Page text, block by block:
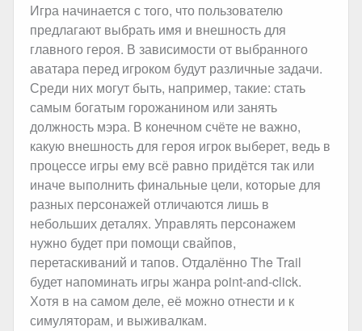
Игра начинается с того, что пользователю
предлагают выбрать имя и внешность для
главного героя. В зависимости от выбранного
аватара перед игроком будут различные задачи.
Среди них могут быть, например, такие: стать
самым богатым горожанином или занять
должность мэра. В конечном счёте не важно,
какую внешность для героя игрок выберет, ведь в
процессе игры ему всё равно придётся так или
иначе выполнить финальные цели, которые для
разных персонажей отличаются лишь в
небольших деталях. Управлять персонажем
нужно будет при помощи свайпов,
перетаскиваний и тапов. Отдалённо The Trail
будет напоминать игры жанра point-and-click.
Хотя в на самом деле, её можно отнести и к
симуляторам, и выживалкам.